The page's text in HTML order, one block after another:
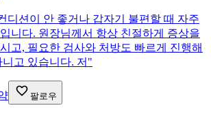
디션이 안 좋거나 갑자기 불편할 때 자주
니다. 원장님께서 항상 친절하게 증상을
고, 필요한 검사와 처방도 빠르게 진행해
고 있습니다. 저 "
팔로우